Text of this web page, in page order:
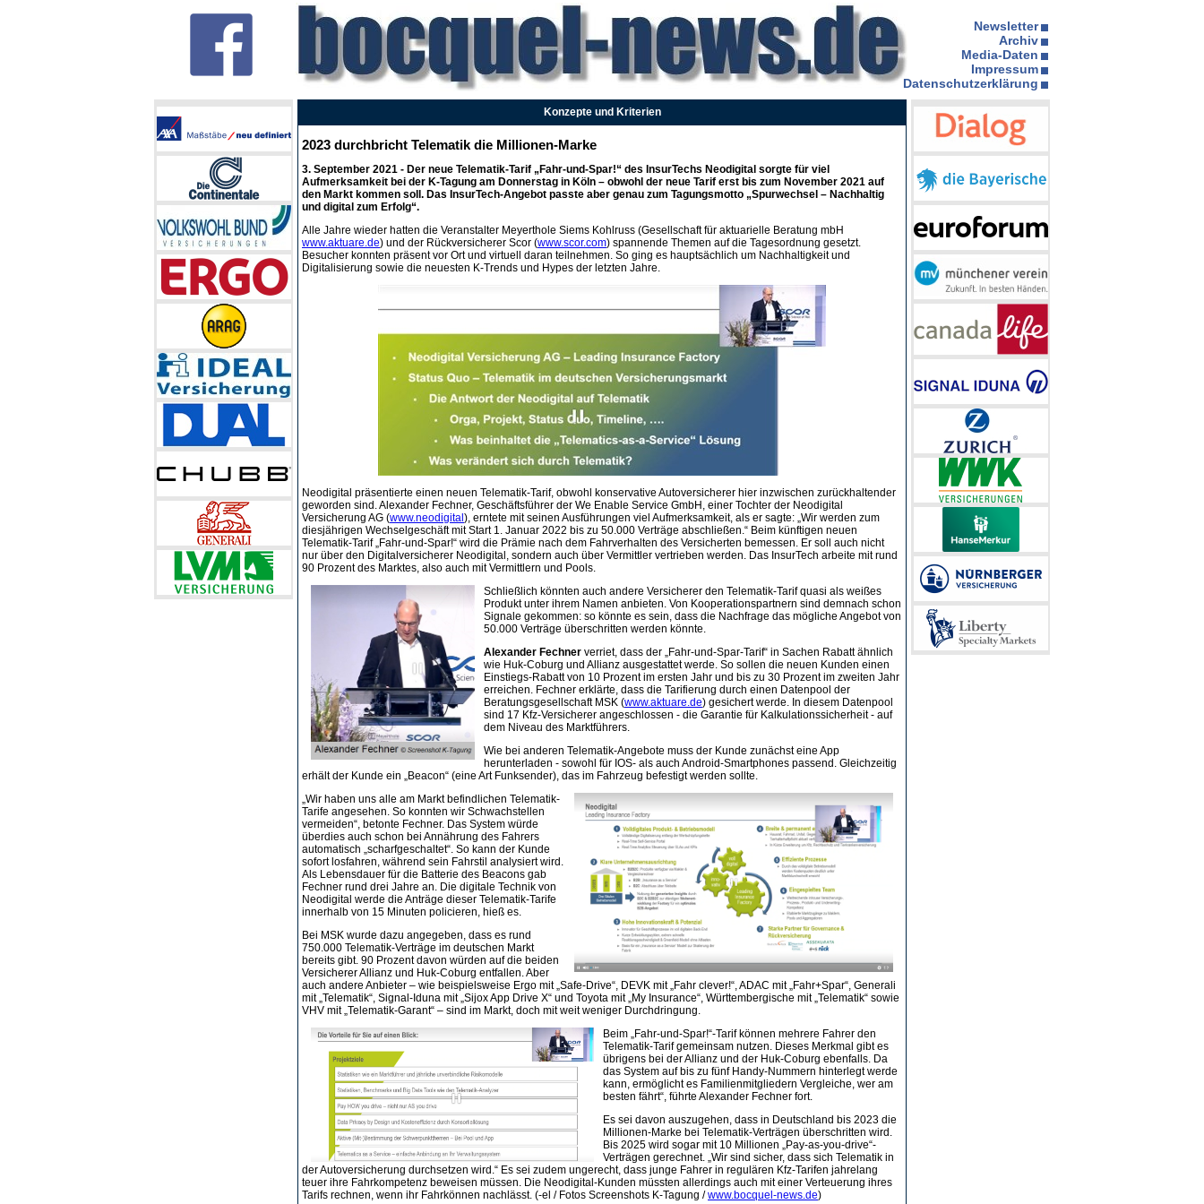
Konzepte und Kriterien
2023 durchbricht Telematik die Millionen-Marke
3. September 2021 - Der neue Telematik-Tarif „Fahr-und-Spar!“ des InsurTechs Neodigital sorgte für viel
Aufmerksamkeit bei der K-Tagung am Donnerstag in Köln – obwohl der neue Tarif erst bis zum November 2021 auf
den Markt kommen soll. Das InsurTech-Angebot passte aber genau zum Tagungsmotto „Spurwechsel – Nachhaltig
und digital zum Erfolg“.
Alle Jahre wieder hatten die Veranstalter Meyerthole Siems Kohlruss (Gesellschaft für aktuarielle Beratung mbH
www.aktuare.de) und der Rückversicherer Scor (www.scor.com) spannende Themen auf die Tagesordnung gesetzt.
Besucher konnten präsent vor Ort und virtuell daran teilnehmen. So ging es hauptsächlich um Nachhaltigkeit und
Digitalisierung sowie die neuesten K-Trends und Hypes der letzten Jahre.
Neodigital präsentierte einen neuen Telematik-Tarif, obwohl konservative Autoversicherer hier inzwischen zurückhaltender
geworden sind. Alexander Fechner, Geschäftsführer der We Enable Service GmbH, einer Tochter der Neodigital
Versicherung AG (www.neodigital ), erntete mit seinen Ausführungen viel Aufmerksamkeit, als er sagte: „Wir werden zum
diesjährigen Wechselgeschäft mit Start 1. Januar 2022 bis zu 50.000 Verträge abschließen.“ Beim künftigen neuen
Telematik-Tarif „Fahr-und-Spar!“ wird die Prämie nach dem Fahrverhalten des Versicherten bemessen. Er soll auch nicht
nur über den Digitalversicherer Neodigital, sondern auch über Vermittler vertrieben werden. Das InsurTech arbeite mit rund
90 Prozent des Marktes, also auch mit Vermittlern und Pools.
Schließlich könnten auch andere Versicherer den Telematik-Tarif quasi als weißes
Produkt unter ihrem Namen anbieten. Von Kooperationspartnern sind demnach schon
Signale gekommen: so könnte es sein, dass die Nachfrage das mögliche Angebot von
50.000 Verträge überschritten werden könnte.
Alexander Fechner verriet, dass der „Fahr-und-Spar-Tarif“ in Sachen Rabatt ähnlich
wie Huk-Coburg und Allianz ausgestattet werde. So sollen die neuen Kunden einen
Einstiegs-Rabatt von 10 Prozent im ersten Jahr und bis zu 30 Prozent im zweiten Jahr
erreichen. Fechner erklärte, dass die Tarifierung durch einen Datenpool der
Beratungsgesellschaft MSK (www.aktuare.de) gesichert werde. In diesem Datenpool
sind 17 Kfz-Versicherer angeschlossen - die Garantie für Kalkulationssicherheit - auf
dem Niveau des Marktführers.
Wie bei anderen Telematik-Angebote muss der Kunde zunächst eine App
herunterladen - sowohl für IOS- als auch Android-Smartphones passend. Gleichzeitig
erhält der Kunde ein „Beacon“ (eine Art Funksender), das im Fahrzeug befestigt werden sollte.
„Wir haben uns alle am Markt befindlichen Telematik-
Tarife angesehen. So konnten wir Schwachstellen
vermeiden“, betonte Fechner. Das System würde
überdies auch schon bei Annährung des Fahrers
automatisch „scharfgeschaltet“. So kann der Kunde
sofort losfahren, während sein Fahrstil analysiert wird.
Als Lebensdauer für die Batterie des Beacons gab
Fechner rund drei Jahre an. Die digitale Technik von
Neodigital werde die Anträge dieser Telematik-Tarife
innerhalb von 15 Minuten policieren, hieß es.
Bei MSK wurde dazu angegeben, dass es rund
750.000 Telematik-Verträge im deutschen Markt
bereits gibt. 90 Prozent davon würden auf die beiden
Versicherer Allianz und Huk-Coburg entfallen. Aber
auch andere Anbieter – wie beispielsweise Ergo mit „Safe-Drive“, DEVK mit „Fahr clever!“, ADAC mit „Fahr+Spar“, Generali
mit „Telematik“, Signal-Iduna mit „Sijox App Drive X“ und Toyota mit „My Insurance“, Württembergische mit „Telematik“ sowie
VHV mit „Telematik-Garant“ – sind im Markt, doch mit weit weniger Durchdringung.
Beim „Fahr-und-Spar!“-Tarif können mehrere Fahrer den
Telematik-Tarif gemeinsam nutzen. Dieses Merkmal gibt es
übrigens bei der Allianz und der Huk-Coburg ebenfalls. Da
das System auf bis zu fünf Handy-Nummern hinterlegt werde
kann, ermöglicht es Familienmitgliedern Vergleiche, wer am
besten fährt“, führte Alexander Fechner fort.
Es sei davon auszugehen, dass in Deutschland bis 2023 die
Millionen-Marke bei Telematik-Verträgen überschritten wird.
Bis 2025 wird sogar mit 10 Millionen „Pay-as-you-drive“-
Verträgen gerechnet. „Wir sind sicher, dass sich Telematik in
der Autoversicherung durchsetzen wird.“ Es sei zudem ungerecht, dass junge Fahrer in regulären Kfz-Tarifen jahrelang
teuer ihre Fahrkompetenz beweisen müssen. Die Neodigital-Kunden müssten allerdings auch mit einer Verteuerung ihres
Tarifs rechnen, wenn ihr Fahrkönnen nachlässt. (-el / Fotos Screenshots K-Tagung /www.bocquel-news.de)
Newsletter
Archiv
Media-Daten
Impressum
Datenschutzerklärung